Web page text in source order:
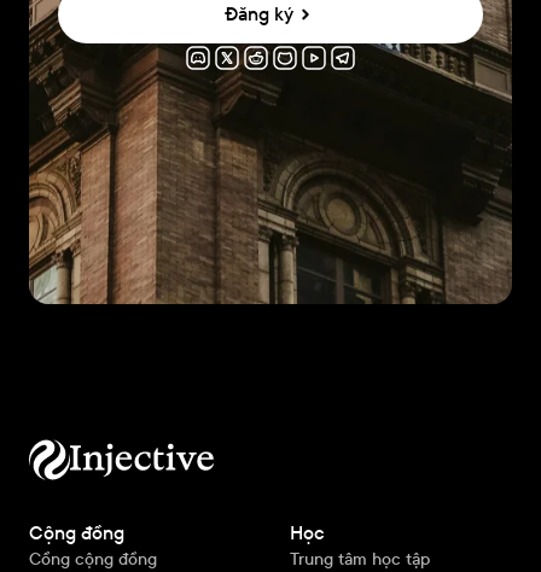
Đăng ký
Cộng đồng
Cổng cộng đồng
Học
Trung tâm học tập